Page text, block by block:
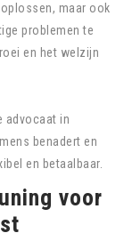
maar ook
problemen te
en het welzijn
advocaat in
benadert en
en betaalbaar.
voor